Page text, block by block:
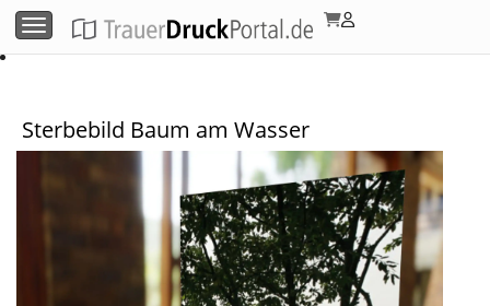
Menü umschalten
Sterbebild Baum am Wasser